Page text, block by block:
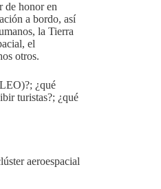
de honor en
a bordo, así
la Tierra
el
otros.
¿qué
turistas?; ¿qué
aeroespacial